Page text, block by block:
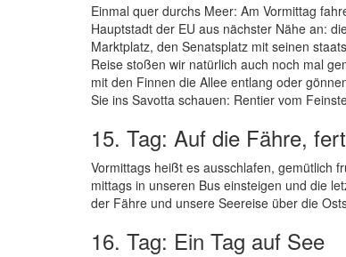
Einmal quer durchs Meer: Am Vormittag
Hauptstadt der EU aus nächster Nähe an:
Marktplatz, den Senatsplatz mit seinen
Reise stoßen wir natürlich auch noch mal
mit den Finnen die Allee entlang oder
Sie ins Savotta schauen: Rentier vom
15. Tag: Auf die Fähre,
Vormittags heißt es ausschlafen, gemütlich
mittags in unseren Bus einsteigen und die
der Fähre und unsere Seereise über die
16. Tag: Ein Tag auf See